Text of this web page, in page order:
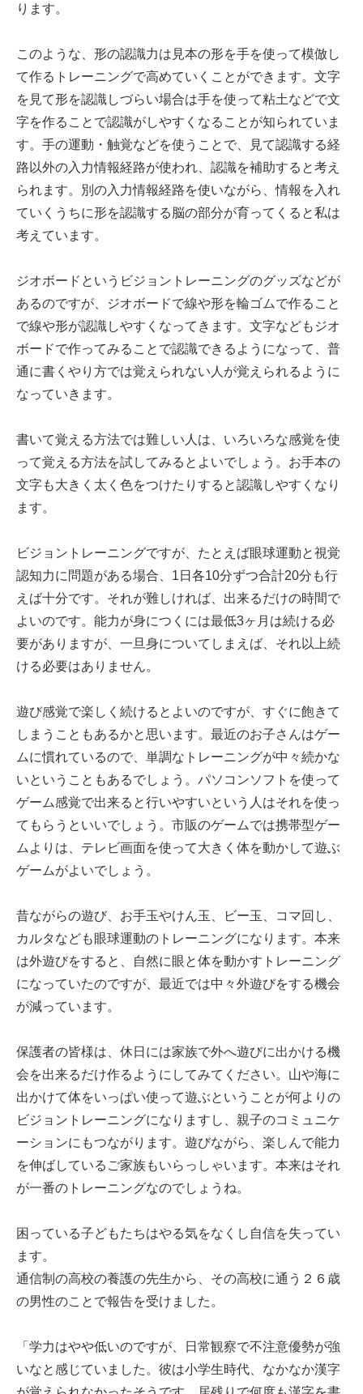
ります。
このような、形の認識力は見本の形を手を使って模倣し
て作るトレーニングで高めていくことができます。文字
を見て形を認識しづらい場合は手を使って粘土などで文
字を作ることで認識がしやすくなることが知られていま
す。手の運動・触覚などを使うことで、見て認識する経
路以外の入力情報経路が使われ、認識を補助すると考え
られます。別の入力情報経路を使いながら、情報を入れ
ていくうちに形を認識する脳の部分が育ってくると私は
考えています。
ジオボードというビジョントレーニングのグッズなどが
あるのですが、ジオボードで線や形を輪ゴムで作ること
で線や形が認識しやすくなってきます。文字などもジオ
ボードで作ってみることで認識できるようになって、普
通に書くやり方では覚えられない人が覚えられるように
なっていきます。
書いて覚える方法では難しい人は、いろいろな感覚を使
って覚える方法を試してみるとよいでしょう。お手本の
文字も大きく太く色をつけたりすると認識しやすくなり
ます。
ビジョントレーニングですが、たとえば眼球運動と視覚
認知力に問題がある場合、1日各10分ずつ合計20分も行
えば十分です。それが難しければ、出来るだけの時間で
よいのです。能力が身につくには最低3ヶ月は続ける必
要がありますが、一旦身についてしまえば、それ以上続
ける必要はありません。
遊び感覚で楽しく続けるとよいのですが、すぐに飽きて
しまうこともあるかと思います。最近のお子さんはゲー
ムに慣れているので、単調なトレーニングが中々続かな
いということもあるでしょう。パソコンソフトを使って
ゲーム感覚で出来ると行いやすいという人はそれを使っ
てもらうといいでしょう。市販のゲームでは携帯型ゲー
ムよりは、テレビ画面を使って大きく体を動かして遊ぶ
ゲームがよいでしょう。
昔ながらの遊び、お手玉やけん玉、ビー玉、コマ回し、
カルタなども眼球運動のトレーニングになります。本来
は外遊びをすると、自然に眼と体を動かすトレーニング
になっていたのですが、最近では中々外遊びをする機会
が減っています。
保護者の皆様は、休日には家族で外へ遊びに出かける機
会を出来るだけ作るようにしてみてください。山や海に
出かけて体をいっぱい使って遊ぶということが何よりの
ビジョントレーニングになりますし、親子のコミュニケ
ーションにもつながります。遊びながら、楽しんで能力
を伸ばしているご家族もいらっしゃいます。本来はそれ
が一番のトレーニングなのでしょうね。
困っている子どもたちはやる気をなくし自信を失ってい
ます。
通信制の高校の養護の先生から、その高校に通う２６歳
の男性のことで報告を受けました。
「学力はやや低いのですが、日常観察で不注意優勢が強
いなと感じていました。彼は小学生時代、なかなか漢字